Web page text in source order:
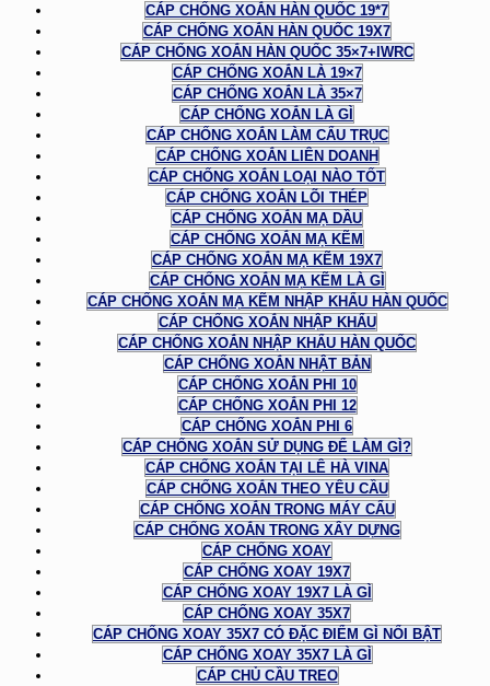
CÁP CHỐNG XOẮN HÀN QUỐC 19*7
CÁP CHỐNG XOẮN HÀN QUỐC 19X7
CÁP CHỐNG XOẮN HÀN QUỐC 35×7+IWRC
CÁP CHỐNG XOẮN LÀ 19×7
CÁP CHỐNG XOẮN LÀ 35×7
CÁP CHỐNG XOẮN LÀ GÌ
CÁP CHỐNG XOẮN LÀM CẨU TRỤC
CÁP CHỐNG XOẮN LIÊN DOANH
CÁP CHỐNG XOẮN LOẠI NÀO TỐT
CÁP CHỐNG XOẮN LÕI THÉP
CÁP CHỐNG XOẮN MẠ DẦU
CÁP CHỐNG XOẮN MẠ KẼM
CÁP CHỐNG XOẮN MẠ KẼM 19X7
CÁP CHỐNG XOẮN MẠ KẼM LÀ GÌ
CÁP CHỐNG XOẮN MẠ KẼM NHẬP KHẨU HÀN QUỐC
CÁP CHỐNG XOẮN NHẬP KHẨU
CÁP CHỐNG XOẮN NHẬP KHẨU HÀN QUỐC
CÁP CHỐNG XOẮN NHẬT BẢN
CÁP CHỐNG XOẮN PHI 10
CÁP CHỐNG XOẮN PHI 12
CÁP CHỐNG XOẮN PHI 6
CÁP CHỐNG XOẮN SỬ DỤNG ĐỂ LÀM GÌ?
CÁP CHỐNG XOẮN TẠI LÊ HÀ VINA
CÁP CHỐNG XOẮN THEO YÊU CẦU
CÁP CHỐNG XOẮN TRONG MÁY CẨU
CÁP CHỐNG XOẮN TRONG XÂY DỰNG
CÁP CHỐNG XOAY
CÁP CHỐNG XOAY 19X7
CÁP CHỐNG XOAY 19X7 LÀ GÌ
CÁP CHỐNG XOAY 35X7
CÁP CHỐNG XOAY 35X7 CÓ ĐẶC ĐIỂM GÌ NỔI BẬT
CÁP CHỐNG XOAY 35X7 LÀ GÌ
CÁP CHỦ CẦU TREO